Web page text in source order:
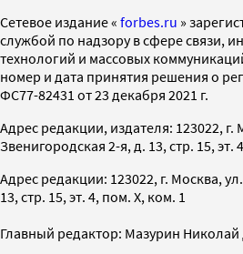
Cетевое издание « forbes.ru »
службой по надзору в сфере связи,
технологий и массовых
номер и дата принятия решения о
ФС77-82431 от 23 декабря 2021 г.
Адрес редакции, издателя: 123022, г.
Звенигородская 2-я, д. 13, стр. 15, эт.
Адрес редакции: 123022, г. Москва,
13, стр. 15, эт. 4, пом. X, ком. 1
Главный редактор: Мазурин